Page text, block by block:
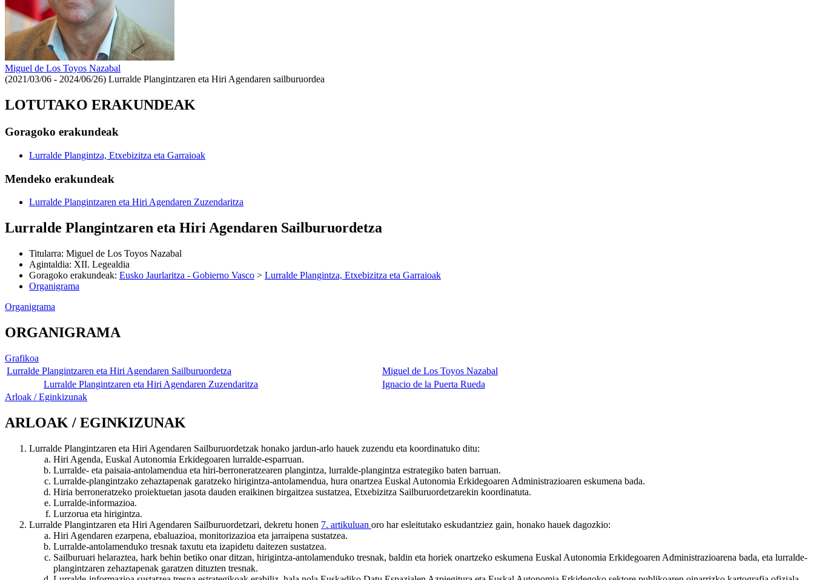
Miguel de Los Toyos Nazabal
(2021/03/06 - 2024/06/26) Lurralde Plangintzaren eta Hiri Agendaren sailburuordea
LOTUTAKO ERAKUNDEAK
Goragoko erakundeak
Lurralde Plangintza, Etxebizitza eta Garraioak
Mendeko erakundeak
Lurralde Plangintzaren eta Hiri Agendaren Zuzendaritza
Lurralde Plangintzaren eta Hiri Agendaren Sailburuordetza
Titularra: Miguel de Los Toyos Nazabal
Agintaldia: XII. Legealdia
Goragoko erakundeak: Eusko Jaurlaritza - Gobierno Vasco > Lurralde Plangintza, Etxebizitza eta Garraioak
Organigrama
Organigrama
ORGANIGRAMA
Grafikoa
Lurralde Plangintzaren eta Hiri Agendaren Sailburuordetza
Miguel de Los Toyos Nazabal
Lurralde Plangintzaren eta Hiri Agendaren Zuzendaritza
Ignacio de la Puerta Rueda
Arloak / Eginkizunak
ARLOAK / EGINKIZUNAK
Lurralde Plangintzaren eta Hiri Agendaren Sailburuordetzak honako jardun-arlo hauek zuzendu eta koordinatuko ditu:
Hiri Agenda, Euskal Autonomia Erkidegoaren lurralde-esparruan.
Lurralde- eta paisaia-antolamendua eta hiri-berroneratzearen plangintza, lurralde-plangintza estrategiko baten barruan.
Lurralde-plangintzako zehaztapenak garatzeko hirigintza-antolamendua, hura onartzea Euskal Autonomia Erkidegoaren Administrazioaren eskumena bada.
Hiria berroneratzeko proiektuetan jasota dauden eraikinen birgaitzea sustatzea, Etxebizitza Sailburuordetzarekin koordinatuta.
Lurralde-informazioa.
Lurzorua eta hirigintza.
Lurralde Plangintzaren eta Hiri Agendaren Sailburuordetzari, dekretu honen 7. artikuluan oro har esleitutako eskudantziez gain, honako hauek dagozkio:
Hiri Agendaren ezarpena, ebaluazioa, monitorizazioa eta jarraipena sustatzea.
Lurralde-antolamenduko tresnak taxutu eta izapidetu daitezen sustatzea.
Sailburuari helaraztea, hark behin betiko onar ditzan, hirigintza-antolamenduko tresnak, baldin eta horiek onartzeko eskumena Euskal Autonomia Erkidegoaren Administrazioarena bada, eta lurralde-
plangintzaren zehaztapenak garatzen dituzten tresnak.